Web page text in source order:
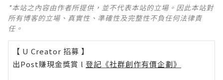
*本站之內容由作者所提供，並不代表本站的立場。因此本站對
所有博客的立場、真實性、準確性及完整性不負任何法律責
任。
【 U Creator 招募 】
出Post賺現金獎賞 l 登記《社群創作有價企劃》